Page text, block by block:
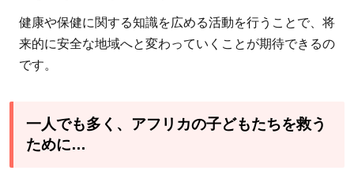
健康や保健に関する知識を広める活動を行うことで、将
来的に安全な地域へと変わっていくことが期待できるの
です。
一人でも多く、アフリカの子どもたちを救う
ために…